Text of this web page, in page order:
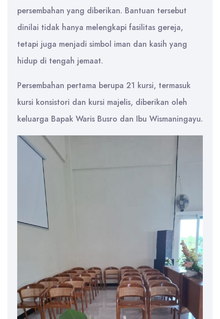
persembahan yang diberikan. Bantuan tersebut
dinilai tidak hanya melengkapi fasilitas gereja,
tetapi juga menjadi simbol iman dan kasih yang
hidup di tengah jemaat.
Persembahan pertama berupa 21 kursi, termasuk
kursi konsistori dan kursi majelis, diberikan oleh
keluarga Bapak Waris Busro dan Ibu Wismaningayu.